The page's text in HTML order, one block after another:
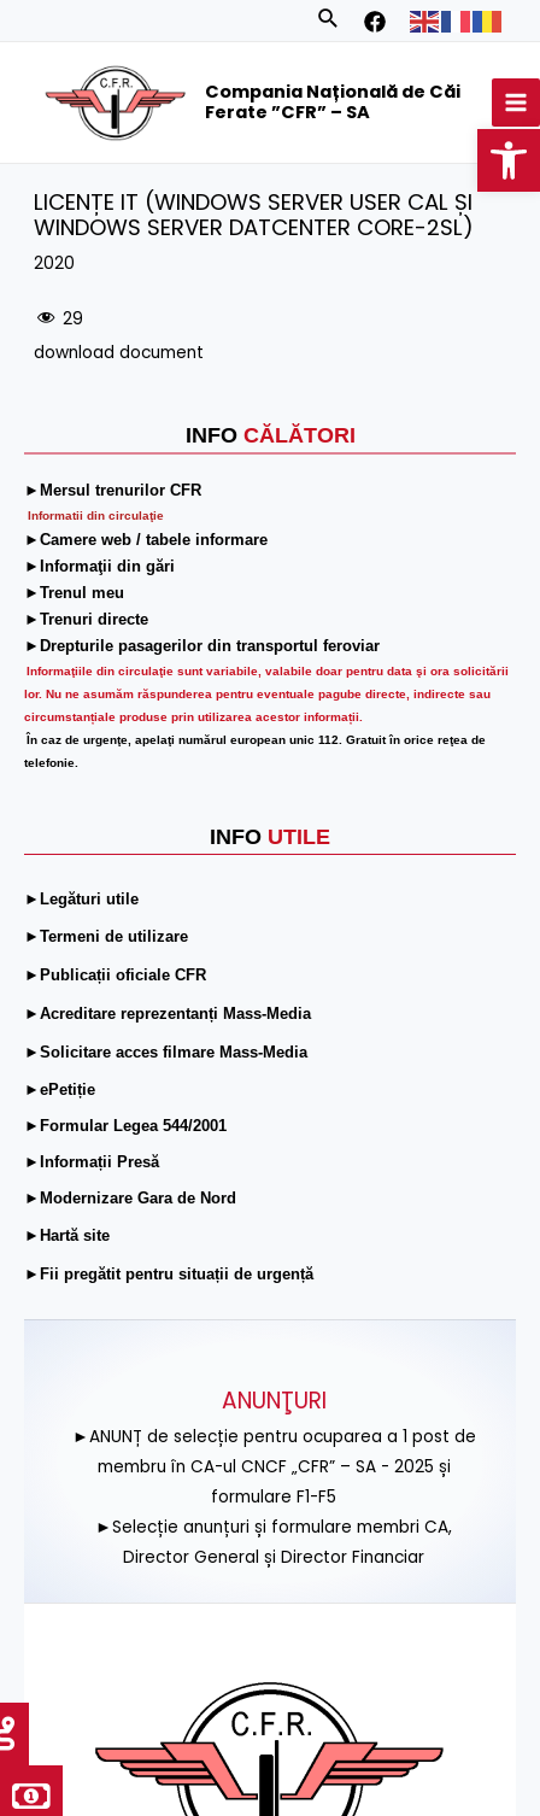
Search
Compania Națională de Căi
Ferate ”CFR” – SA
INFO CĂLĂTORI
►Mersul trenurilor CFR
Informatii din circulaţie
►Camere web / tabele informare
►Informaţii din gări
►Trenul meu
►Trenuri directe
►Drepturile pasagerilor din transportul feroviar
Informaţiile din circulaţie sunt variabile, valabile doar pentru data şi ora solicitării
lor. Nu ne asumăm răspunderea pentru eventuale pagube directe, indirecte sau
circumstanțiale produse prin utilizarea acestor informații.
În caz de urgenţe, apelaţi numărul european unic 112. Gratuit în orice reţea de
telefonie.
INFO UTILE
►Legături utile
►Termeni de utilizare
►Publicații oficiale CFR
►Acreditare reprezentanți Mass-Media
►Solicitare acces filmare Mass-Media
►ePetiție
►Formular Legea 544/2001
►Informații Presă
►Modernizare Gara de Nord
►Hartă site
►Fii pregătit pentru situații de urgență
LICENȚE IT (WINDOWS SERVER USER CAL ȘI
WINDOWS SERVER DATCENTER CORE-2SL)
2020
29
download document
ANUNŢURI
►ANUNȚ de selecție pentru ocuparea a 1 post de
membru în CA-ul CNCF „CFR” – SA - 2025 și
formulare F1-F5
►Selecție anunțuri și formulare membri CA,
Director General și Director Financiar